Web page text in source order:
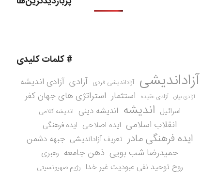
# کلمات کلیدی
آزاداندیشی آزاداندیشی فردی آزادی آزادی اندیشه
آزادی بیان آزادی عقیده استثمار استراتژی های جهان کفر
اسرائیل اندیشه اندیشه دینی اندیشه کلامی
انقلاب اسلامی ایده اصلاحی ایده فرهنگی
ایده فرهنگی مادر تعریف آزاداندیشی جبهه دشمن
حمیدرضا شب بویی ذهن جامعه رهبری
روح توحید نفی عبودیت غیر خدا رژیم صهیونسیتی